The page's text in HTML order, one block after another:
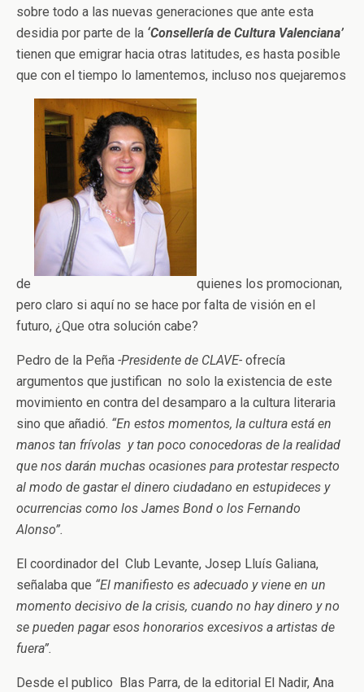
sobre todo a las nuevas generaciones que ante esta
desidia por parte de la ‘Consellería de Cultura Valenciana’
tienen que emigrar hacia otras latitudes, es hasta posible
que con el tiempo lo lamentemos, incluso nos quejaremos
de
quienes los promocionan,
pero claro si aquí no se hace por falta de visión en el
futuro, ¿Que otra solución cabe?
Pedro de la Peña -Presidente de CLAVE- ofrecía
argumentos que justifican no solo la existencia de este
movimiento en contra del desamparo a la cultura literaria
sino que añadió. “En estos momentos, la cultura está en
manos tan frívolas y tan poco conocedoras de la realidad
que nos darán muchas ocasiones para protestar respecto
al modo de gastar el dinero ciudadano en estupideces y
ocurrencias como los James Bond o los Fernando
Alonso”.
El coordinador del Club Levante, Josep Lluís Galiana,
señalaba que “El manifiesto es adecuado y viene en un
momento decisivo de la crisis, cuando no hay dinero y no
se pueden pagar esos honorarios excesivos a artistas de
fuera”.
Desde el publico Blas Parra, de la editorial El Nadir, Ana